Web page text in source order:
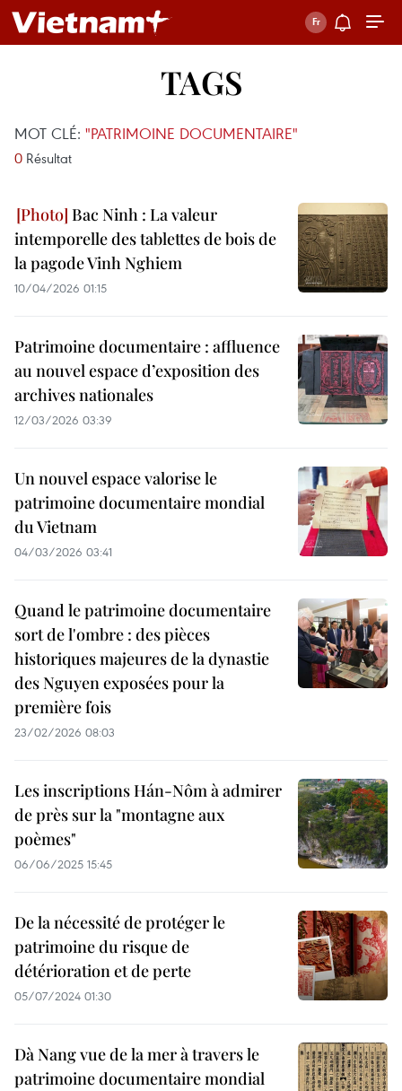
TAGS
MOT CLÉ: "PATRIMOINE DOCUMENTAIRE"
0 Résultat
Bac Ninh : La valeur
intemporelle des tablettes de bois de
la pagode Vinh Nghiem
10/04/2026 01:15
Patrimoine documentaire : affluence
au nouvel espace d’exposition des
archives nationales
12/03/2026 03:39
Un nouvel espace valorise le
patrimoine documentaire mondial
du Vietnam
04/03/2026 03:41
Quand le patrimoine documentaire
sort de l'ombre : des pièces
historiques majeures de la dynastie
des Nguyen exposées pour la
première fois
23/02/2026 08:03
Les inscriptions Hán-Nôm à admirer
de près sur la "montagne aux
poèmes"
06/06/2025 15:45
De la nécessité de protéger le
patrimoine du risque de
détérioration et de perte
05/07/2024 01:30
Dà Nang vue de la mer à travers le
patrimoine documentaire mondial